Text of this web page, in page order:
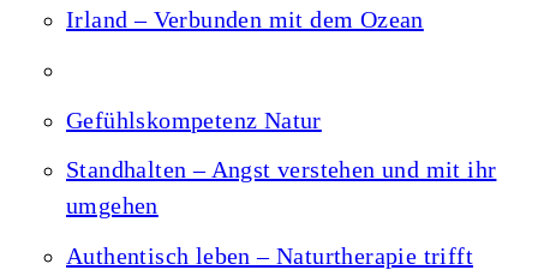
Irland – Verbunden mit dem Ozean
Gefühlskompetenz Natur
Standhalten – Angst verstehen und mit ihr
umgehen
Authentisch leben – Naturtherapie trifft